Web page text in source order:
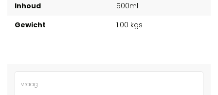
Inhoud
500ml
Gewicht
1.00 kgs